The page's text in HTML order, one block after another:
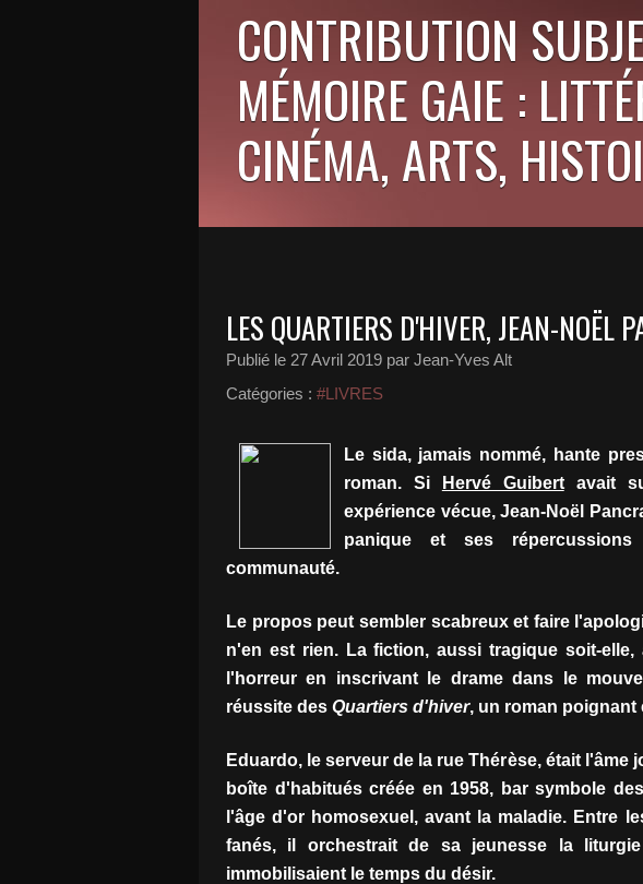
CONTRIBUTION
MÉMOIRE GAIE :
CINÉMA, ARTS,
LES QUARTIERS D'HIVER, JEAN-NOËL
Publié le 27 Avril 2019 par Jean-Yves Alt
Catégories : #LIVRES
Le sida, jamais nommé, hante
roman. Si
Hervé Guibert
avait
expérience vécue, Jean-Noël
panique et ses
communauté.
Le propos peut sembler scabreux et faire
n'en est rien. La fiction, aussi tragique soit-
l'horreur en inscrivant le drame dans le
réussite des Quartiers d'hiver, un roman poignant
Eduardo, le serveur de la rue Thérèse, était l'âme
boîte d'habitués créée en 1958, bar symbole
l'âge d'or homosexuel, avant la maladie. Entre
fanés, il orchestrait de sa jeunesse la
immobilisaient le temps du désir.